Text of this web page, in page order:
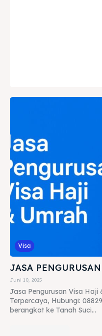
Visa
JASA
Juni 10, 2025
Jasa Pengurusan Visa Haji
Terpercaya, Hubungi:
berangkat ke Tanah Suci...